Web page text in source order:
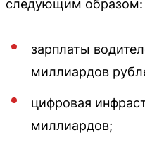
следующим образом:
зарплаты
миллиардов
цифровая
миллиардов;